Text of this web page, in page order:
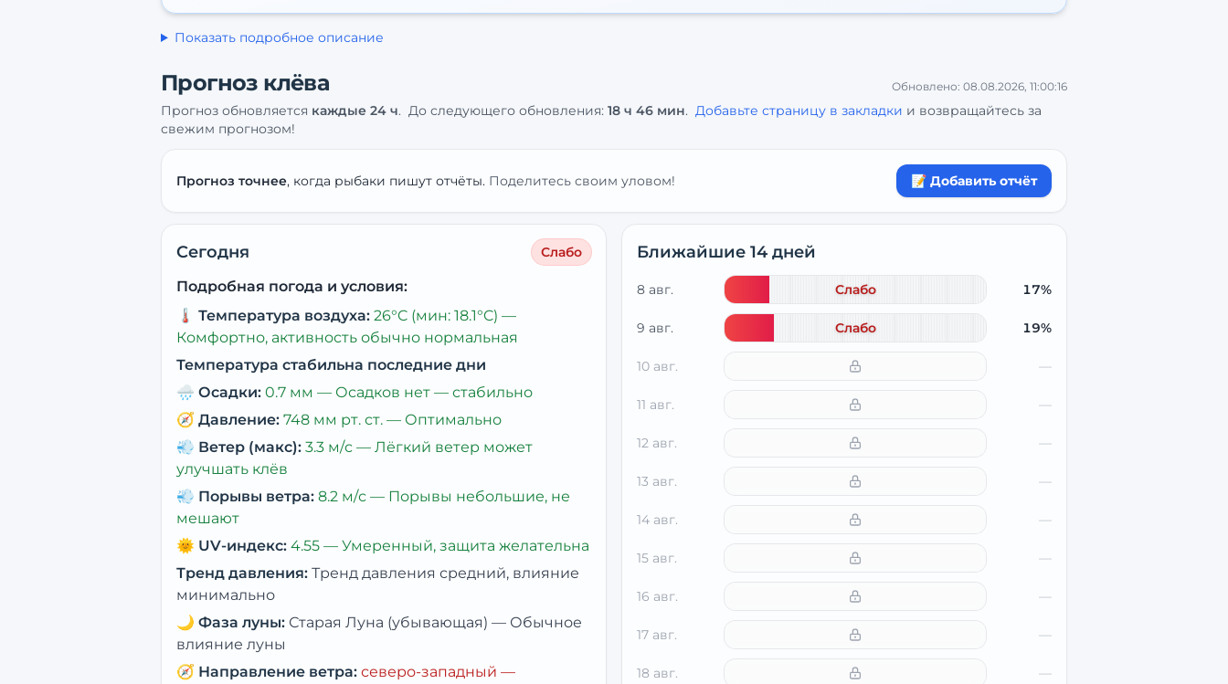
Показать подробное описание
Прогноз клёва Обновлено: 08.08.2026, 11:00:16
Прогноз обновляется каждые 24 ч. До следующего обновления: 18 ч 46 мин. Добавьте страницу в закладки и возвращайтесь за
свежим прогнозом!
Прогноз точнее, когда рыбаки пишут отчёты. Поделитесь своим уловом! 📝 Добавить отчёт
Сегодня Слабо
Подробная погода и условия:
🌡️ Температура воздуха: 26°C (мин: 18.1°C) —
Комфортно, активность обычно нормальная
Температура стабильна последние дни
🌧️ Осадки: 0.7 мм — Осадков нет — стабильно
🧭 Давление: 748 мм рт. ст. — Оптимально
💨 Ветер (макс): 3.3 м/с — Лёгкий ветер может
улучшать клёв
💨 Порывы ветра: 8.2 м/с — Порывы небольшие, не
мешают
🌞 UV-индекс: 4.55 — Умеренный, защита желательна
Тренд давления: Тренд давления средний, влияние
минимально
🌙 Фаза луны: Старая Луна (убывающая) — Обычное
влияние луны
🧭 Направление ветра: северо-западный —
Ближайшие 14 дней
8 авг. Слабо 17%
9 авг. Слабо 19%
10 авг. —
11 авг. —
12 авг. —
13 авг. —
14 авг. —
15 авг. —
16 авг. —
17 авг. —
18 авг. —